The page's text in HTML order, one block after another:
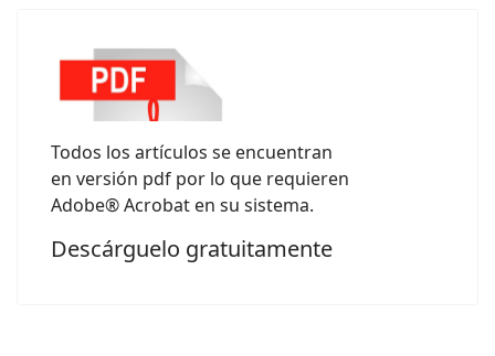
Todos los artículos se encuentran
en versión pdf por lo que requieren
Adobe® Acrobat en su sistema.
Descárguelo gratuitamente